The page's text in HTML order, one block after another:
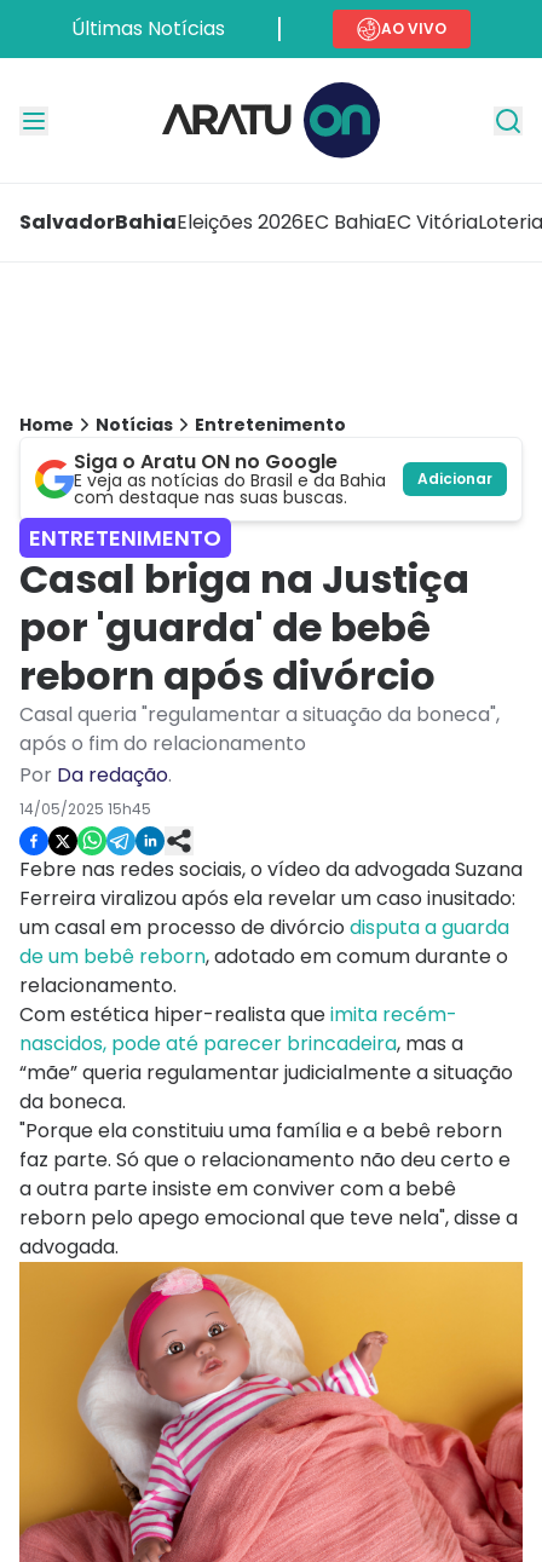
Últimas Notícias AO VIVO
SalvadorBahiaEleições 2026EC BahiaEC Vitória
Home Notícias Entretenimento
Siga o Aratu ON no Google
E veja as notícias do Brasil e da Bahia
com destaque nas suas buscas.
Adicionar
ENTRETENIMENTO
Casal briga na Justiça
por 'guarda' de bebê
reborn após divórcio
Casal queria "regulamentar a situação da boneca",
após o fim do relacionamento
Por Da redação.
14/05/2025 15h45
Febre nas redes sociais, o vídeo da advogada Suzana
Ferreira viralizou após ela revelar um caso inusitado:
um casal em processo de divórcio disputa a guarda
de um bebê reborn, adotado em comum durante o
relacionamento.
Com estética hiper-realista queimita recém-
nascidos, pode até parecer brincadeira, mas a
“mãe” queria regulamentar judicialmente a situação
da boneca.
"Porque ela constituiu uma família e a bebê reborn
faz parte. Só que o relacionamento não deu certo e
a outra parte insiste em conviver com a bebê
reborn pelo apego emocional que teve nela", disse a
advogada.